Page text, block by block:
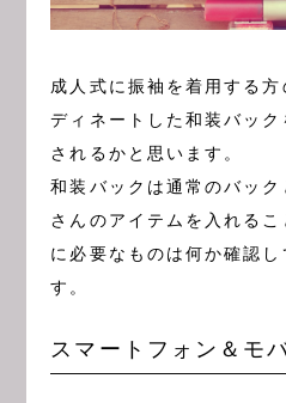
成人式に振袖を着用する
ディネートした和装バッ
されるかと思います。
和装バックは通常のバック
さんのアイテムを入れる
に必要なものは何か確認
す。
スマートフォン＆モ